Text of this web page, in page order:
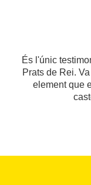
És l'únic
Prats de Rei.
element que